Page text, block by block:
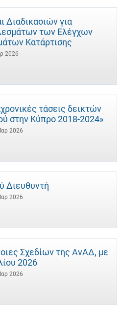
Διαδικασιών για
των Ελέγχων
Κατάρτισης
2026
τάσεις δεικτών
στην Κύπρο 2018-2024»
2026
Διευθυντή
2026
Σχεδίων της ΑνΑΔ, με
2026
2026